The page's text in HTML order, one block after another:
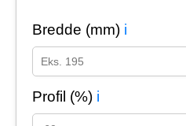
Bredde (mm) i
Profil (%) i